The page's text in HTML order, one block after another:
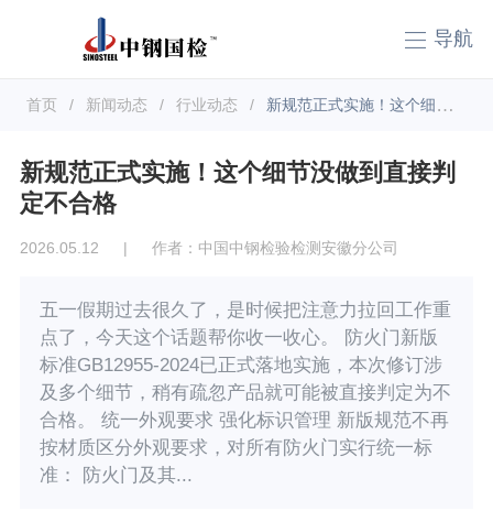
导航
首页 / 新闻动态 / 行业动态 / 新规范正式实施！这个细节没做到直接判定不合格
新规范正式实施！这个细节没做到直接判
定不合格
2026.05.12 | 作者：中国中钢检验检测安徽分公司
五一假期过去很久了，是时候把注意力拉回工作重
点了，今天这个话题帮你收一收心。 防火门新版
标准GB12955-2024已正式落地实施，本次修订涉
及多个细节，稍有疏忽产品就可能被直接判定为不
合格。 统一外观要求 强化标识管理 新版规范不再
按材质区分外观要求，对所有防火门实行统一标
准： 防火门及其...